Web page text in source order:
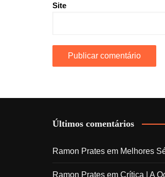
Site
Últimos comentários
Ramon Prates em Melhores
Ramon Prates em Crítica | A